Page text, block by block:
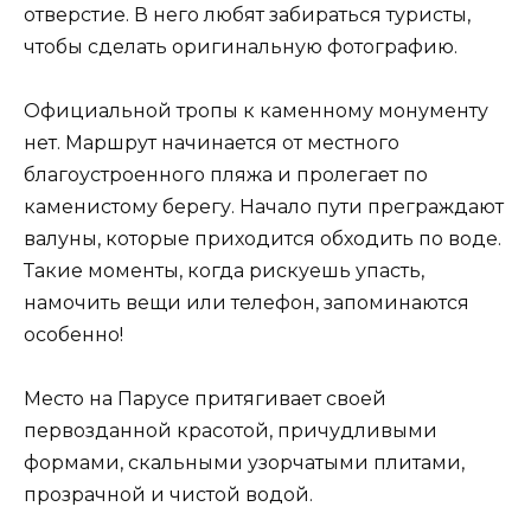
отверстие. В него любят забираться туристы,
чтобы сделать оригинальную фотографию.
Официальной тропы к каменному монументу
нет. Маршрут начинается от местного
благоустроенного пляжа и пролегает по
каменистому берегу. Начало пути преграждают
валуны, которые приходится обходить по воде.
Такие моменты, когда рискуешь упасть,
намочить вещи или телефон, запоминаются
особенно!
Место на Парусе притягивает своей
первозданной красотой, причудливыми
формами, скальными узорчатыми плитами,
прозрачной и чистой водой.